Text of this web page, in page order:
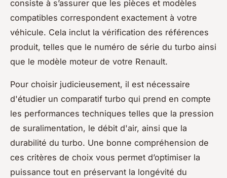
consiste à s’assurer que les pièces et modèles
compatibles correspondent exactement à votre
véhicule. Cela inclut la vérification des références
produit, telles que le numéro de série du turbo ainsi
que le modèle moteur de votre Renault.
Pour choisir judicieusement, il est nécessaire
d'étudier un comparatif turbo qui prend en compte
les performances techniques telles que la pression
de suralimentation, le débit d'air, ainsi que la
durabilité du turbo. Une bonne compréhension de
ces critères de choix vous permet d’optimiser la
puissance tout en préservant la longévité du